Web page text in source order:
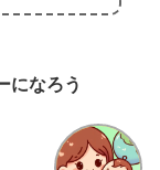
になろう